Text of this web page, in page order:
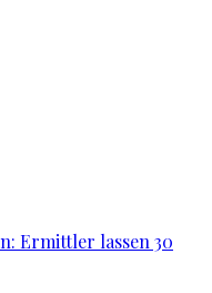
Ermittler lassen 30